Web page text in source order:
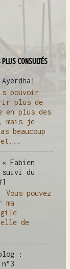
CONSULTÉS
Ayerdhal
pouvoir
plus de
en plus des
mais je
beaucoup
et...
« Fabien
suivi du
Vous pouvez
ma
de
: